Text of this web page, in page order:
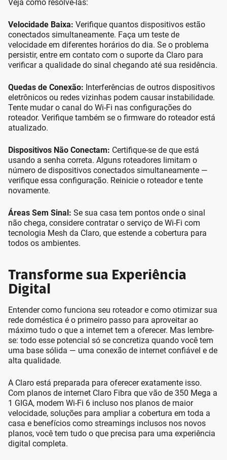
Veja como resolvê-las:
Velocidade Baixa: Verifique quantos dispositivos estão
conectados simultaneamente. Faça um teste de
velocidade em diferentes horários do dia. Se o problema
persistir, entre em contato com o suporte da Claro para
verificar a qualidade do sinal chegando até sua residência.
Quedas de Conexão: Interferências de outros dispositivos
eletrônicos ou redes vizinhas podem causar instabilidade.
Tente mudar o canal do Wi-Fi nas configurações do
roteador. Verifique também se o firmware do roteador está
atualizado.
Dispositivos Não Conectam: Certifique-se de que está
usando a senha correta. Alguns roteadores limitam o
número de dispositivos conectados simultaneamente —
verifique essa configuração. Reinicie o roteador e tente
novamente.
Áreas Sem Sinal: Se sua casa tem pontos onde o sinal
não chega, considere contratar o serviço de Wi-Fi com
tecnologia Mesh da Claro, que estende a cobertura para
todos os ambientes.
Transforme sua Experiência
Digital
Entender como funciona seu roteador e como otimizar sua
rede doméstica é o primeiro passo para aproveitar ao
máximo tudo o que a internet tem a oferecer. Mas lembre-
se: todo esse potencial só se concretiza quando você tem
uma base sólida — uma conexão de internet confiável e de
alta qualidade.
A Claro está preparada para oferecer exatamente isso.
Com planos de internet Claro Fibra que vão de 350 Mega a
1 GIGA, modem Wi-Fi 6 incluso nos planos de maior
velocidade, soluções para ampliar a cobertura em toda a
casa e benefícios como streamings inclusos nos novos
planos, você tem tudo o que precisa para uma experiência
digital completa.